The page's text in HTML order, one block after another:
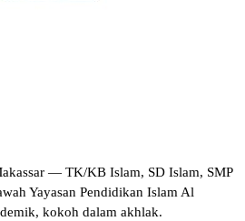
— TK/KB Islam, SD Islam, SMP
Yayasan Pendidikan Islam Al
kokoh dalam akhlak.